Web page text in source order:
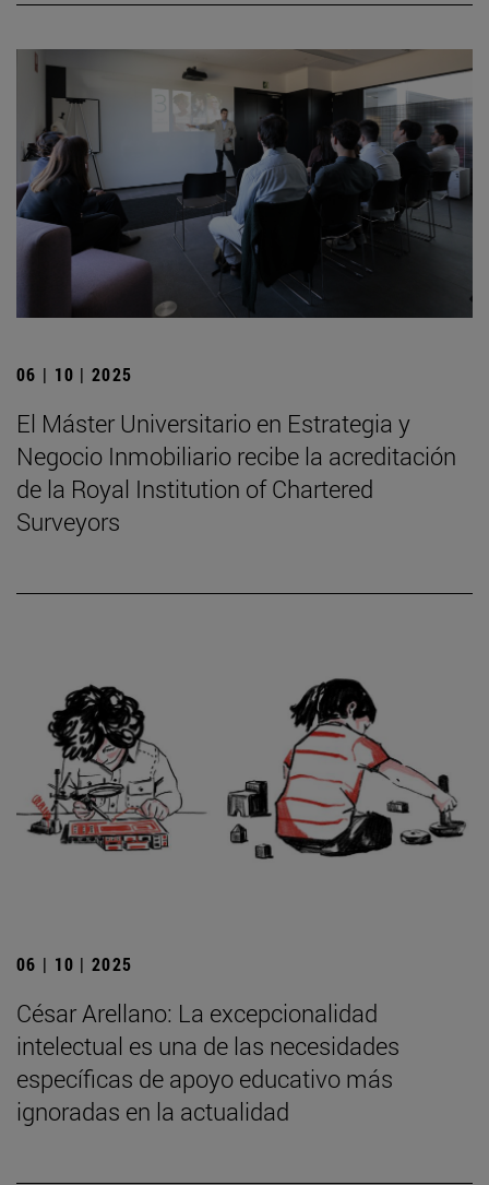
06 | 10 | 2025
El Máster Universitario en Estrategia y
Negocio Inmobiliario recibe la acreditación
de la Royal Institution of Chartered
Surveyors
06 | 10 | 2025
César Arellano: La excepcionalidad
intelectual es una de las necesidades
específicas de apoyo educativo más
ignoradas en la actualidad